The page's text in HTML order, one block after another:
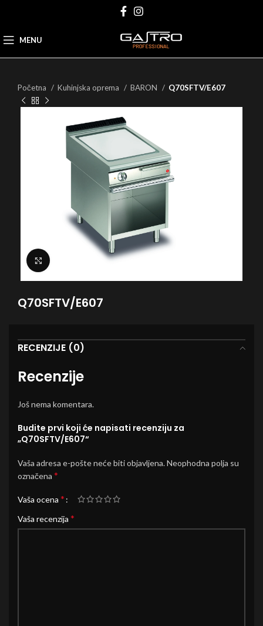
MENU
Početna Kuhinjska oprema BARON Q70SFTV/E607
Click to enlarge
Q70SFTV/E607
RECENZIJE (0)
Recenzije
Još nema komentara.
Budite prvi koji će napisati recenziju za
„Q70SFTV/E607“
Vaša adresa e-pošte neće biti objavljena.Neophodna polja su
označena *
Vaša ocena *
Vaša recenzija *